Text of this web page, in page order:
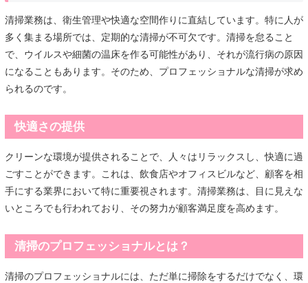
清掃業務は、衛生管理や快適な空間作りに直結しています。特に人が
多く集まる場所では、定期的な清掃が不可欠です。清掃を怠ること
で、ウイルスや細菌の温床を作る可能性があり、それが流行病の原因
になることもあります。そのため、プロフェッショナルな清掃が求め
られるのです。
快適さの提供
クリーンな環境が提供されることで、人々はリラックスし、快適に過
ごすことができます。これは、飲食店やオフィスビルなど、顧客を相
手にする業界において特に重要視されます。清掃業務は、目に見えな
いところでも行われており、その努力が顧客満足度を高めます。
清掃のプロフェッショナルとは？
清掃のプロフェッショナルには、ただ単に掃除をするだけでなく、環